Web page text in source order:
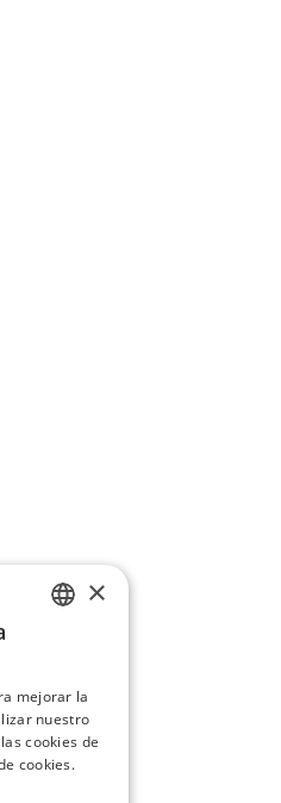
×
mejorar la
nuestro
cookies de
cookies.